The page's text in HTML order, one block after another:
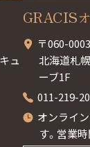
ュ
GRACIS
〒060-0003
北海道札
ーブ1F
011-219-
オンライ
す。営業